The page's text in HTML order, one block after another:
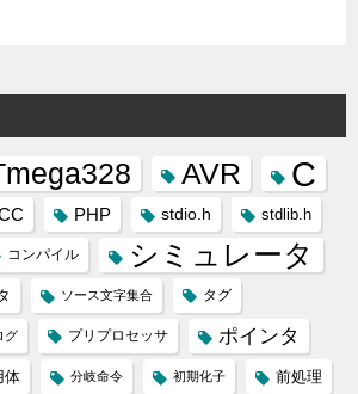
AVR C
PHP stdio.h stdlib.h
コンパイル シミュレータ
ソース文字集合 タグ
グ プリプロセッサ ポインタ
体 分岐命令 初期化子 前処理